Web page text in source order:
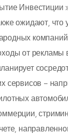
Инвестиции
ожидают, что
от рекламы
сервисов –